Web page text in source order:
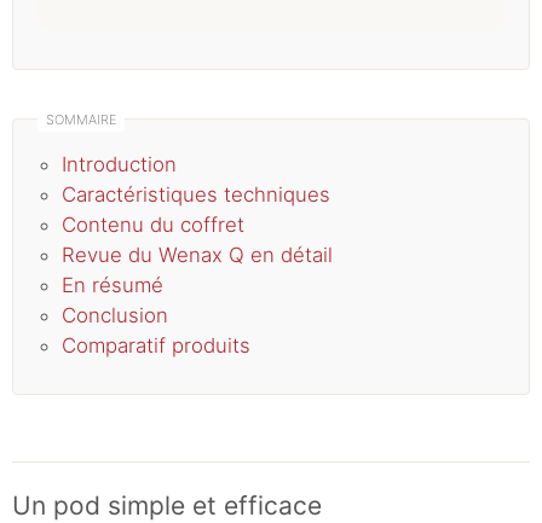
Introduction
Caractéristiques techniques
Contenu du coffret
Revue du Wenax Q en détail
En résumé
Conclusion
Comparatif produits
Un pod simple et efficace